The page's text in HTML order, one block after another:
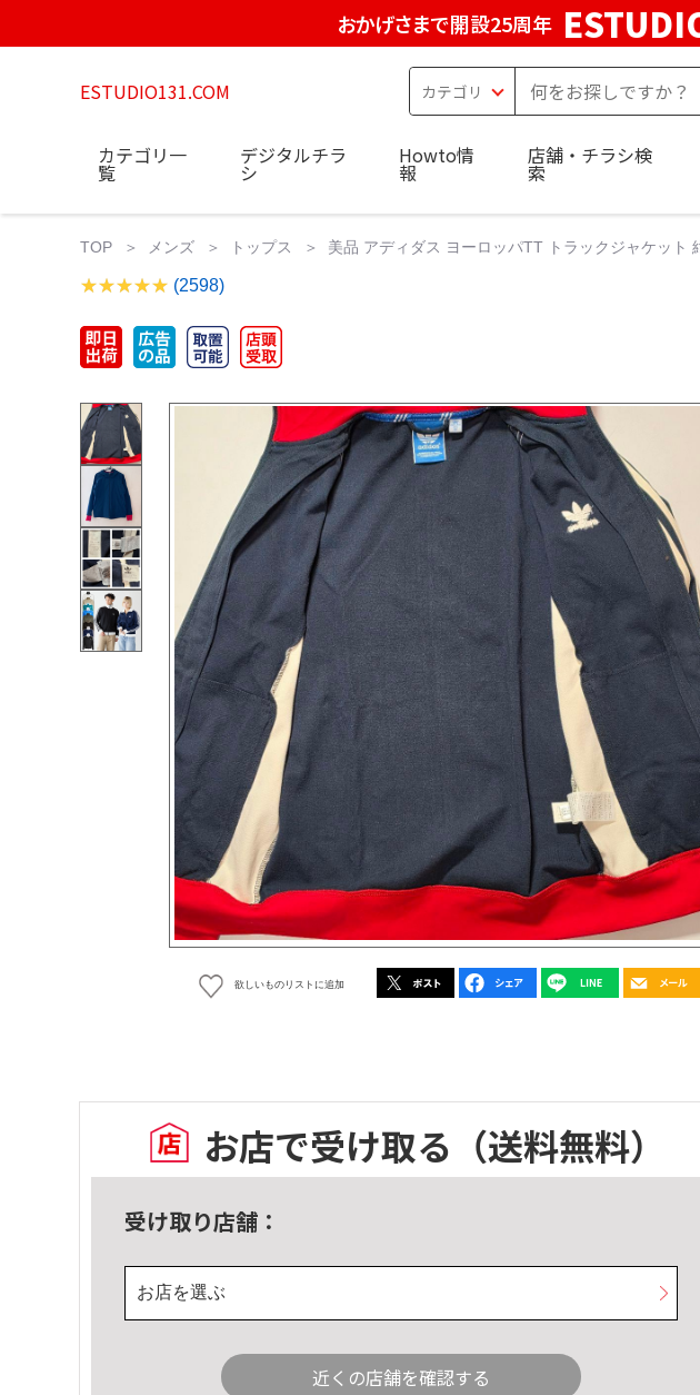
おかげさまで開設25周年
ESTUDIO131.COM
カテゴリ一
覧
デジタルチラ
シ
Howto情
報
店舗・チラシ検
索
TOP メンズ トップス 美品 アディダス ヨーロッパTT トラックジャケッ
(2598)
欲しいものリストに追加
お店で受け取る （送料無料）
受け取り店舗：
お店を選ぶ
近くの店舗を確認する